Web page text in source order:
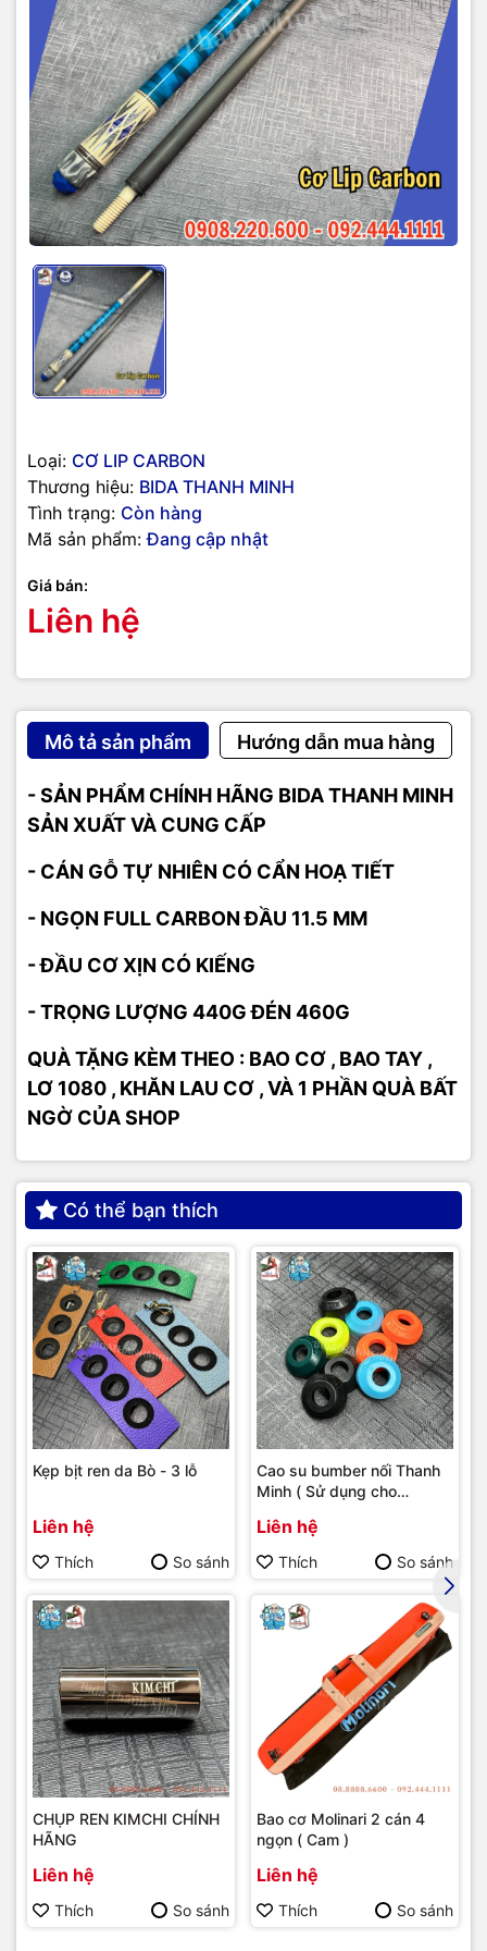
Loại: CƠ LIP CARBON
Thương hiệu: BIDA THANH MINH
Tình trạng: Còn hàng
Mã sản phẩm: Đang cập nhật
Giá bán:
Liên hệ
Mô tả sản phẩm Hướng dẫn mua hàng
- SẢN PHẨM CHÍNH HÃNG BIDA THANH MINH
SẢN XUẤT VÀ CUNG CẤP
- CÁN GỖ TỰ NHIÊN CÓ CẨN HOẠ TIẾT
- NGỌN FULL CARBON ĐẦU 11.5 MM
- ĐẦU CƠ XỊN CÓ KIẾNG
- TRỌNG LƯỢNG 440G ĐÉN 460G
QUÀ TẶNG KÈM THEO : BAO CƠ , BAO TAY ,
LƠ 1080 , KHĂN LAU CƠ , VÀ 1 PHẦN QUÀ BẤT
NGỜ CỦA SHOP
Có thể bạn thích
Kẹp bịt ren da Bò - 3 lỗ
Liên hệ
Thích So sánh
Cao su bumber nối Thanh
Minh ( Sử dụng cho
Liên hệ
Thích So sánh
CHỤP REN KIMCHI CHÍNH
HÃNG
Liên hệ
Thích So sánh
Bao cơ Molinari 2 cán 4
ngọn ( Cam )
Liên hệ
Thích So sánh